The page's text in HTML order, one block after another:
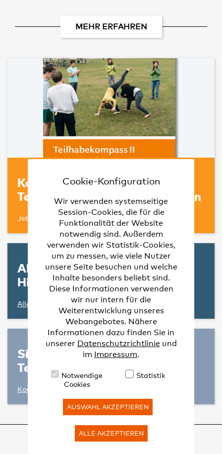
Cookie-Konfiguration
Wir verwenden systemseitige
Session-Cookies, die für die
Funktionalität der Website
notwendig sind. Außerdem
verwenden wir Statistik-Cookies,
um zu messen, wie viele Nutzer
unsere Seite besuchen und welche
Inhalte besonders beliebt sind.
Diese Informationen verwenden
wir nur intern für die
Weiterentwicklung unseres
Webangebotes. Nähere
Informationen dazu finden Sie in
unserer Datenschutzrichtlinieund
im Impressum.
Notwendige
Cookies
Statistik
AUSWAHL AKZEPTIEREN
ALLE AKZEPTIEREN
MEHR ERFAHREN
Kompakt und übersichtlich: der
Teilhabekompass II auf 92 Seiten
Jetzt die neue Ausgabe herunterladen
Abkürzungen, Quellen und
Hintergrund-Informationen
Alles auf einen Blick
Sie haben Fragen zum
Teilhabekompass II?
Kontaktieren Sie uns
© DGPPN KONTAKT
IMPRESSUM